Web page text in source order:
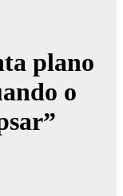
plano
o